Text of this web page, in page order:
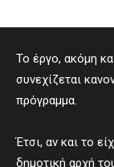
Το έργο, ακόμη
συνεχίζεται
πρόγραμμα.
Έτσι, αν και το
δημοτική αρχή